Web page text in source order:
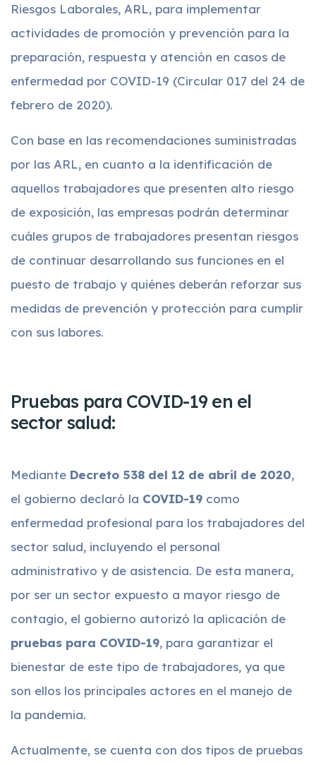
Riesgos Laborales, ARL, para implementar
actividades de promoción y prevención para la
preparación, respuesta y atención en casos de
enfermedad por COVID-19 (Circular 017 del 24 de
febrero de 2020).
Con base en las recomendaciones suministradas
por las ARL, en cuanto a la identificación de
aquellos trabajadores que presenten alto riesgo
de exposición, las empresas podrán determinar
cuáles grupos de trabajadores presentan riesgos
de continuar desarrollando sus funciones en el
puesto de trabajo y quiénes deberán reforzar sus
medidas de prevención y protección para cumplir
con sus labores.
Pruebas para COVID-19 en el
sector salud:
Mediante Decreto 538 del 12 de abril de 2020,
el gobierno declaró la COVID-19 como
enfermedad profesional para los trabajadores del
sector salud, incluyendo el personal
administrativo y de asistencia. De esta manera,
por ser un sector expuesto a mayor riesgo de
contagio, el gobierno autorizó la aplicación de
pruebas para COVID-19, para garantizar el
bienestar de este tipo de trabajadores, ya que
son ellos los principales actores en el manejo de
la pandemia.
Actualmente, se cuenta con dos tipos de pruebas